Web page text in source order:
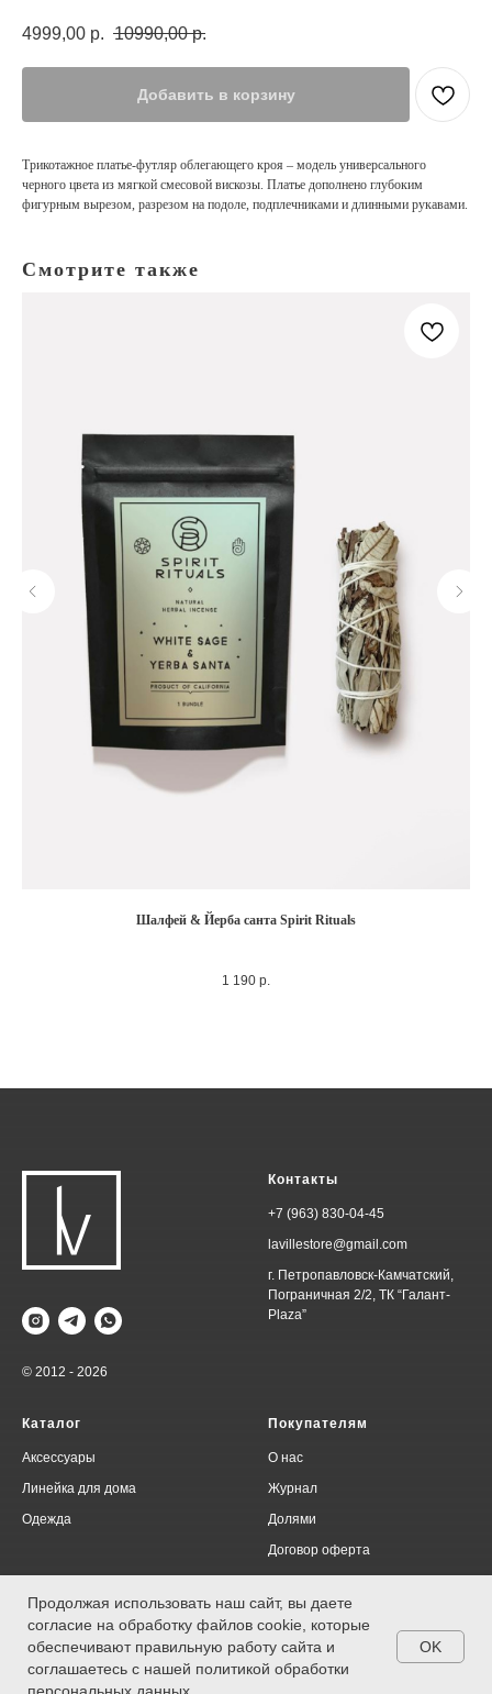
4999,00 р. 10990,00 р.
Добавить в корзину
Трикотажное платье-футляр облегающего кроя – модель универсального
черного цвета из мягкой смесовой вискозы. Платье дополнено глубоким
фигурным вырезом, разрезом на подоле, подплечниками и длинными рукавами.
Смотрите также
Шалфей & Йерба санта Spirit Rituals
1 190 р.
Продолжая использовать наш сайт, вы даете
согласие на обработку файлов cookie, которые
обеспечивают правильную работу сайта и
соглашаетесь с нашей политикой обработки
OK
© 2012 - 2026
Контакты
+7 (963) 830-04-45
lavillestore@gmail.com
г. Петропавловск-Камчатский,
Пограничная 2/2, ТК “Галант-
Plaza”
Каталог
Аксессуары
Линейка для дома
Одежда
Покупателям
О нас
Журнал
Долями
Договор оферта
Политика конфиденциальности
*Компания Meta Platforms Inc., владеющая социальными сетями Facebook и
Instagram, по решению суда от 21.03.2022 признана экстремистской